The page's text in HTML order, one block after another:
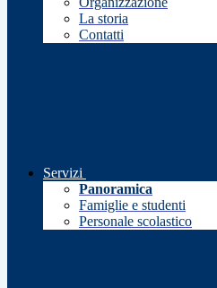
La storia
Contatti
Servizi
Panoramica
Famiglie e studenti
Personale scolastico